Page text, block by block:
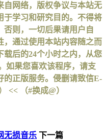
自网络，版权争议与本站无
于学习和研究目的。不得将
否则，一切后果请用户自
，通过使用本站内容随之而
载后的24个小时之内，从您
如果您喜欢该程序，请支
的正版服务。侵删请致信E-
<< （#换成@）
无损音乐 下一篇